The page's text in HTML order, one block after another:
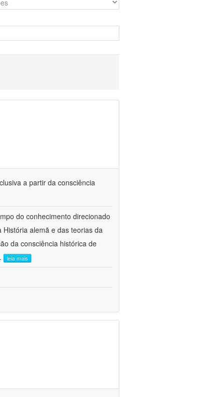
a partir da consciência
do conhecimento direcionado
alemã e das teorias da
da consciência histórica de
leia mais